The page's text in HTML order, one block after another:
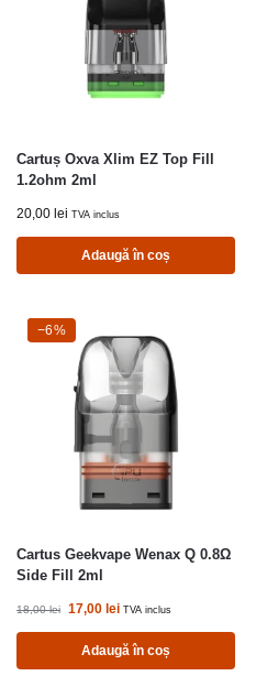
Cartuș Oxva Xlim EZ Top Fill
1.2ohm 2ml
20,00 lei TVA inclus
Adaugă în coș
-6%
−6%
Cartus Geekvape Wenax Q 0.8Ω
Side Fill 2ml
18,00lei 17,00 lei TVA inclus
Adaugă în coș